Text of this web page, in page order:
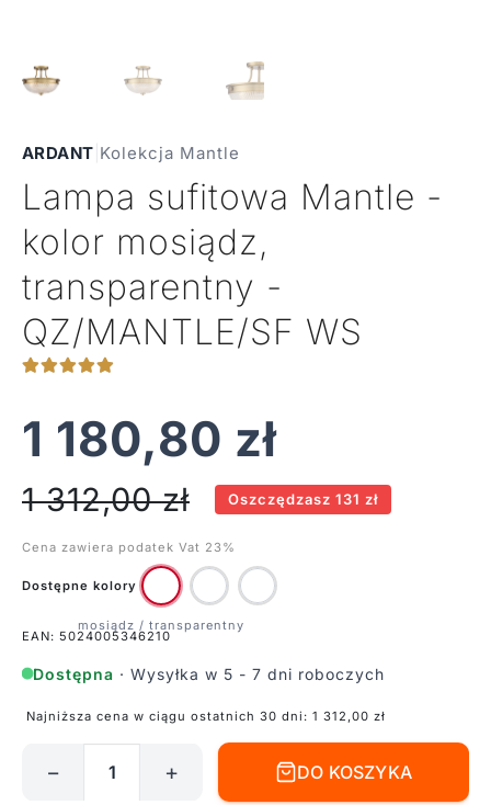
ARDANT Kolekcja Mantle
Lampa sufitowa Mantle -
kolor mosiądz,
transparentny -
QZ/MANTLE/SF WS
1 180,80 zł
1 312,00zł Oszczędzasz 131 zł
Cena zawiera podatek Vat 23%
Dostępne kolory
EAN: 5024005346210
Dostępna · Wysyłka w 5 - 7 dni roboczych
Najniższa cena w ciągu ostatnich 30 dni: 1 312,00 zł
− + DO KOSZYKA